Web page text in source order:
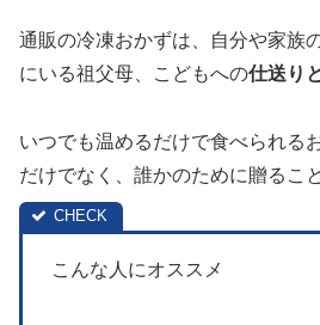
通販の冷凍おかずは、自分や家族
にいる祖父母、こどもへの仕送り
いつでも温めるだけで食べられる
だけでなく、誰かのために贈るこ
こんな人にオススメ